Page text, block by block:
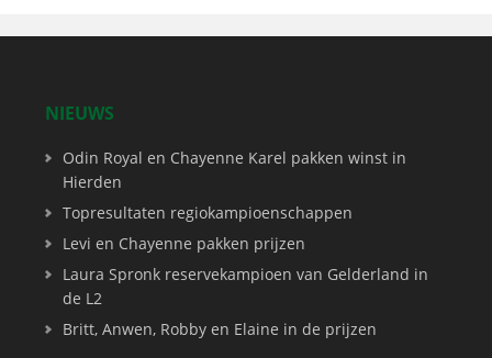
NIEUWS
Odin Royal en Chayenne Karel pakken winst in
Hierden
Topresultaten regiokampioenschappen
Levi en Chayenne pakken prijzen
Laura Spronk reservekampioen van Gelderland in
de L2
Britt, Anwen, Robby en Elaine in de prijzen